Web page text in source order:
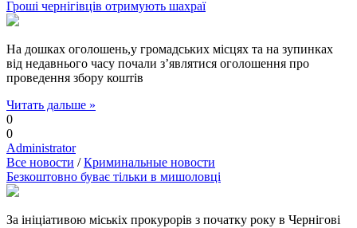
Гроші чернігівців отримують шахраї
На дошках оголошень,у громадських місцях та на зупинках
від недавнього часу почали з’являтися оголошення про
проведення збору коштів
Читать дальше »
0
0
Administrator
Все новости /Криминальные новости
Безкоштовно буває тільки в мишоловці
За ініціативою міськіх прокурорів з початку року в Чернігові